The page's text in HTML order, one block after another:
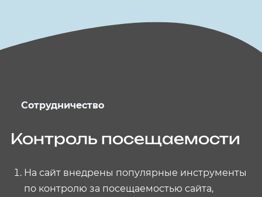
Сотрудничество
Контроль посещаемости
На сайт внедрены популярные инструменты
по контролю за посещаемостью сайта,